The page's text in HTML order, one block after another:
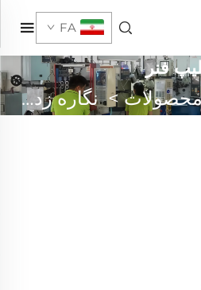
FA
فنر
>نگاره زدن فلزی